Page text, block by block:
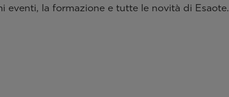
la formazione e tutte le novità di Esaote.